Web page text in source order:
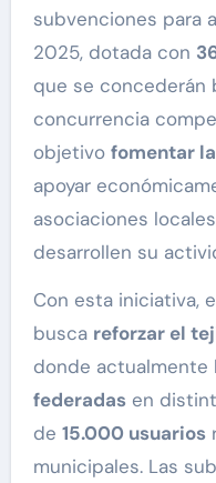
subvenciones para
2025, dotada con
que se concederán
concurrencia
objetivo fomentar
apoyar
asociaciones
desarrollen su
Con esta iniciativa,
busca reforzar el
donde actualmente
federadasen
de 15.000 usuarios
municipales. Las